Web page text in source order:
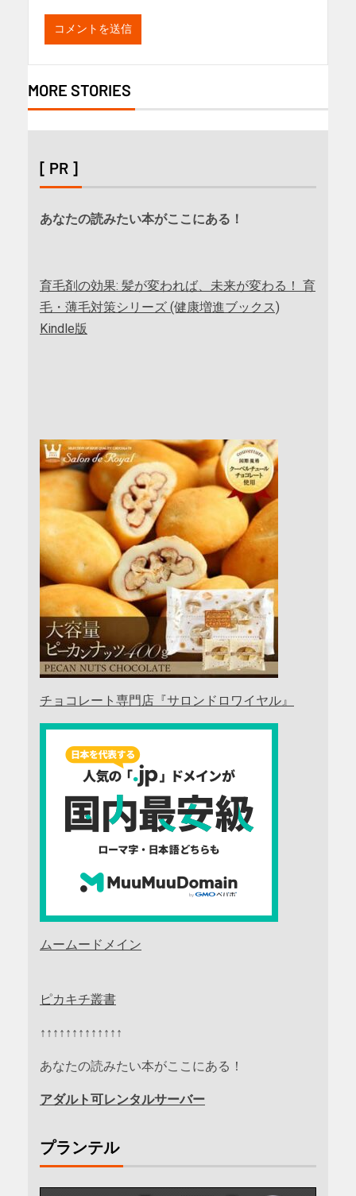
MORE STORIES
[ PR ]
あなたの読みたい本がここにある！
育毛剤の効果: 髪が変われば、未来が変わる！ 育
毛・薄毛対策シリーズ (健康増進ブックス)
Kindle版
チョコレート専門店『サロンドロワイヤル』
ムームードメイン
ピカキチ叢書
↑↑↑↑↑↑↑↑↑↑↑↑↑
あなたの読みたい本がここにある！
アダルト可レンタルサーバー
プランテル